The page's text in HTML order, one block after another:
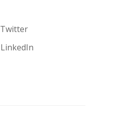
Twitter
LinkedIn